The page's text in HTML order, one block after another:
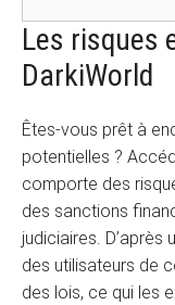
Les risques
DarkiWorld
Êtes-vous prêt à
potentielles ?
comporte des
des sanctions
judiciaires. D’après
des utilisateurs de
des lois, ce qui les